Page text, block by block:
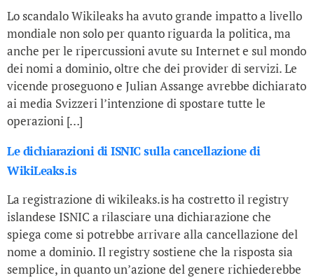
Lo scandalo Wikileaks ha avuto grande impatto a livello
mondiale non solo per quanto riguarda la politica, ma
anche per le ripercussioni avute su Internet e sul mondo
dei nomi a dominio, oltre che dei provider di servizi. Le
vicende proseguono e Julian Assange avrebbe dichiarato
ai media Svizzeri l’intenzione di spostare tutte le
operazioni […]
Le dichiarazioni di ISNIC sulla cancellazione di
WikiLeaks.is
La registrazione di wikileaks.is ha costretto il registry
islandese ISNIC a rilasciare una dichiarazione che
spiega come si potrebbe arrivare alla cancellazione del
nome a dominio. Il registry sostiene che la risposta sia
semplice, in quanto un’azione del genere richiederebbe